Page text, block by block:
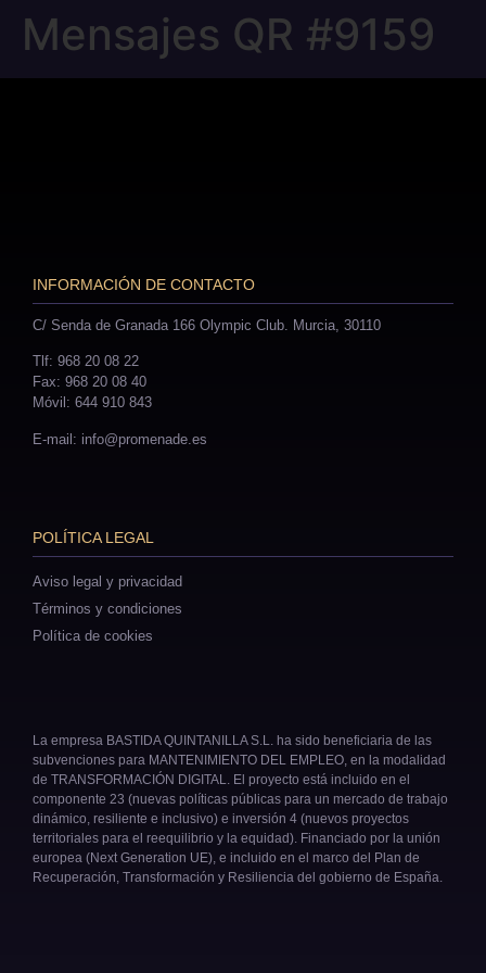
Mensajes QR #9159
INFORMACIÓN DE CONTACTO
C/ Senda de Granada 166 Olympic Club. Murcia, 30110
Tlf: 968 20 08 22
Fax: 968 20 08 40
Móvil: 644 910 843
E-mail: info@promenade.es
POLÍTICA LEGAL
Aviso legal y privacidad
Términos y condiciones
Política de cookies
La empresa BASTIDA QUINTANILLA S.L. ha sido beneficiaria de las
subvenciones para MANTENIMIENTO DEL EMPLEO, en la modalidad
de TRANSFORMACIÓN DIGITAL. El proyecto está incluido en el
componente 23 (nuevas políticas públicas para un mercado de trabajo
dinámico, resiliente e inclusivo) e inversión 4 (nuevos proyectos
territoriales para el reequilibrio y la equidad). Financiado por la unión
europea (Next Generation UE), e incluido en el marco del Plan de
Recuperación, Transformación y Resiliencia del gobierno de España.